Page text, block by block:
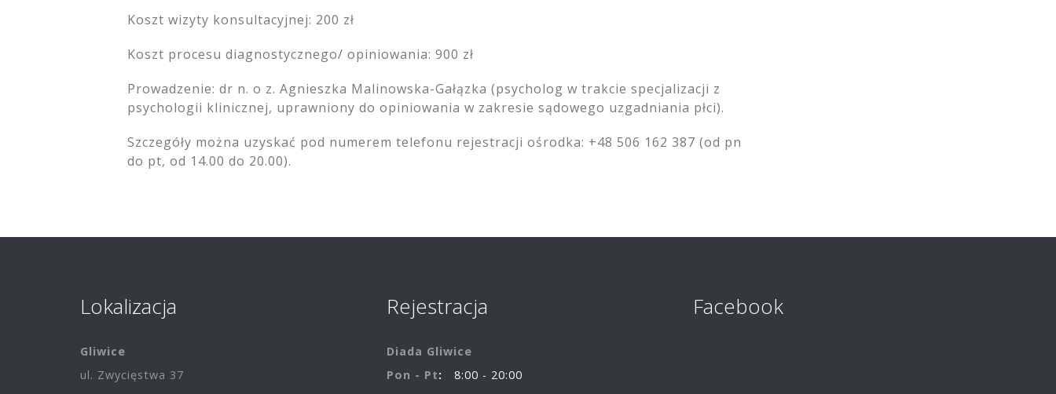
Koszt wizyty konsultacyjnej: 200 zł
Koszt procesu diagnostycznego/ opiniowania: 900 zł
Prowadzenie: dr n. o z. Agnieszka Malinowska-Gałązka (psycholog w trakcie specjalizacji z
psychologii klinicznej, uprawniony do opiniowania w zakresie sądowego uzgadniania płci).
Szczegóły można uzyskać pod numerem telefonu rejestracji ośrodka: +48 506 162 387 (od pn
do pt, od 14.00 do 20.00).
Lokalizacja
Gliwice
ul. Zwycięstwa 37
Rejestracja
Diada Gliwice
Pon - Pt
8:00 - 20:00
Facebook